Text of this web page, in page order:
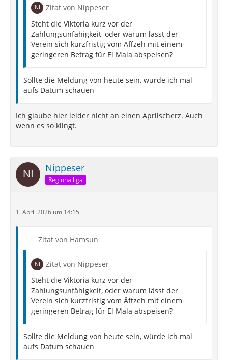
Zitat von Nippeser
Steht die Viktoria kurz vor der
Zahlungsunfähigkeit, oder warum lässt der
Verein sich kurzfristig vom Äffzeh mit einem
geringeren Betrag für El Mala abspeisen?
Sollte die Meldung von heute sein, würde ich mal
aufs Datum schauen
Ich glaube hier leider nicht an einen Aprilscherz. Auch
wenn es so klingt.
Nippeser
Regionalliga
1. April 2026 um 14:15
Zitat von Hamsun
Zitat von Nippeser
Steht die Viktoria kurz vor der
Zahlungsunfähigkeit, oder warum lässt der
Verein sich kurzfristig vom Äffzeh mit einem
geringeren Betrag für El Mala abspeisen?
Sollte die Meldung von heute sein, würde ich mal
aufs Datum schauen